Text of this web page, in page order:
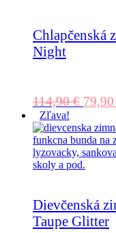
Chlapčenská
Night
114,90€ 79,90
Zľava!
Dievčenská
Taupe Glitter